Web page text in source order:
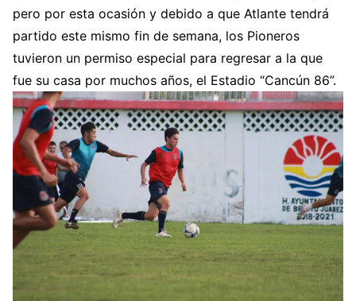
pero por esta ocasión y debido a que Atlante tendrá
partido este mismo fin de semana, los Pioneros
tuvieron un permiso especial para regresar a la que
fue su casa por muchos años, el Estadio “Cancún 86”.